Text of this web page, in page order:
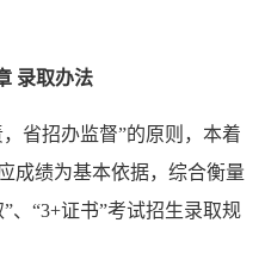
录取办法
省招办监督”的原则，本着
成绩为基本依据，综合衡量
”、 “3+证书”考试招生录取规